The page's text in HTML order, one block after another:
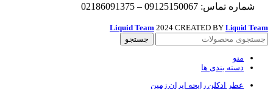
شماره تماس: 09125150067 – 02186091375
Liquid Team 2024 CREATED BY Liquid Team
جستجو
منو
دسته بندی ها
عطر ادکلن رایحه ایران زمین